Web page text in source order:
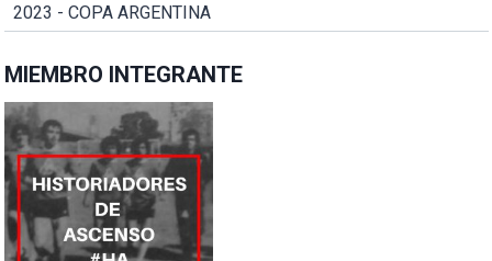
2023 - COPA ARGENTINA
MIEMBRO INTEGRANTE